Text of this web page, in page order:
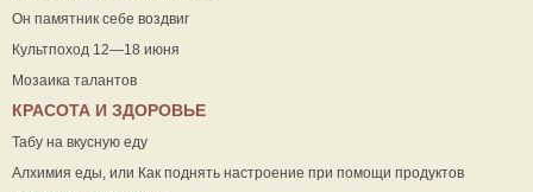
Он памятник себе воздвиг
Культпоход 12—18 июня
Мозаика талантов
КРАСОТА И ЗДОРОВЬЕ
Табу на вкусную еду
Алхимия еды, или Как поднять настроение при помощи продуктов